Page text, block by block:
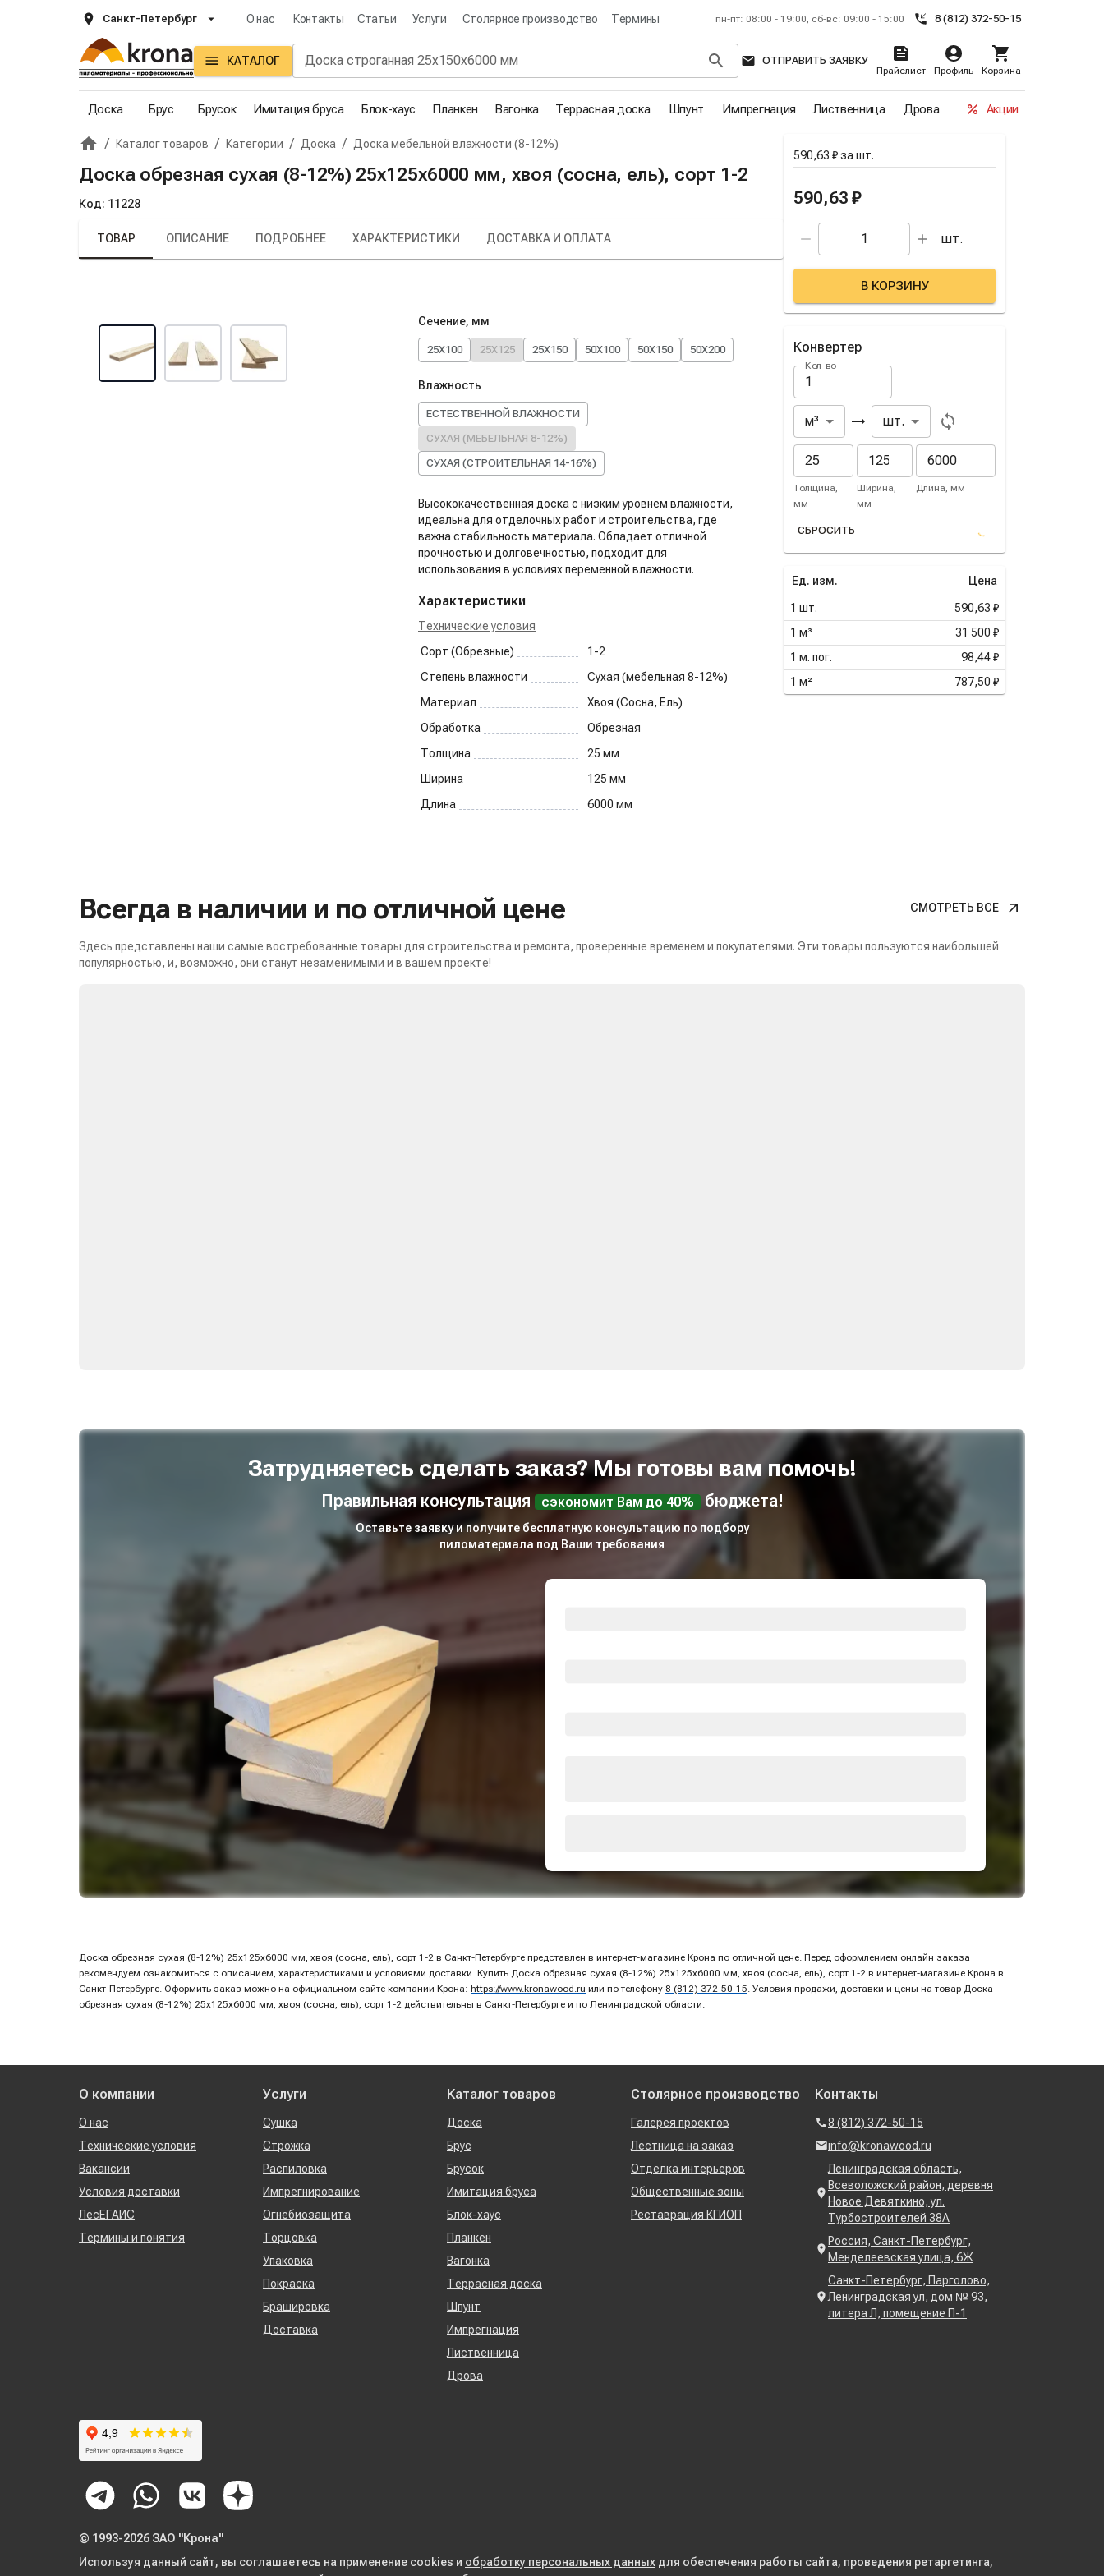
Санкт-Петербург О нас Контакты Статьи Услуги Столярное производство Термины пн-пт: 08:00 - 19:00, сб-вс: 09:00 - 15:00 8 (812) 372-50-15
КАТАЛОГ ОТПРАВИТЬ ЗАЯВКУ
Прайслист Профиль Корзина
Доска Брус Брусок Имитация бруса Блок-хаус Планкен Вагонка Террасная доска Шпунт Импрегнация Лиственница Дрова Акции
Главная
/ Каталог товаров / Категории / Доска / Доска мебельной влажности (8-12%)
Доска обрезная сухая (8-12%) 25х125х6000 мм, хвоя (сосна, ель), сорт 1-2
Код: 11228
Крона
ТОВАР ОПИСАНИЕ ПОДРОБНЕЕ ХАРАКТЕРИСТИКИ ДОСТАВКА И ОПЛАТА
Сечение, мм
25X100 25X125 25X150 50X100 50X150 50X200
Влажность
ЕСТЕСТВЕННОЙ ВЛАЖНОСТИ
СУХАЯ (МЕБЕЛЬНАЯ 8-12%)
СУХАЯ (СТРОИТЕЛЬНАЯ 14-16%)
Высококачественная доска с низким уровнем влажности,
идеальна для отделочных работ и строительства, где
важна стабильность материала. Обладает отличной
прочностью и долговечностью, подходит для
использования в условиях переменной влажности.
Характеристики
Технические условия
Сорт (Обрезные)
1-2
Степень влажности
Сухая (мебельная 8-12%)
Материал
Хвоя (Сосна, Ель)
Обработка
Обрезная
Толщина
25 мм
Ширина
125 мм
Длина
6000 мм
590,63 ₽за шт.
590,63 ₽
шт.
В КОРЗИНУ
Конвертер
Кол-во
Из
м³
В
шт.
Толщина,
мм
Ширина,
мм
Длина, мм
СБРОСИТЬ
Ед. изм. Цена
1 шт.
590,63 ₽
1 м³
31 500 ₽
1 м. пог.
98,44 ₽
1 м² 787,50 ₽
Всегда в наличии и по отличной цене СМОТРЕТЬ ВСЕ
Здесь представлены наши самые востребованные товары для строительства и ремонта, проверенные временем и покупателями. Эти товары пользуются наибольшей
популярностью, и, возможно, они станут незаменимыми и в вашем проекте!
Затрудняетесь сделать заказ? Мы готовы вам помочь!
Правильная консультация сэкономит Вам до 40% бюджета!
Оставьте заявку и получите бесплатную консультацию по подбору
пиломатериала под Ваши требования
Доска обрезная сухая (8-12%) 25х125х6000 мм, хвоя (сосна, ель), сорт 1-2 в Санкт-Петербурге представлен в интернет-магазине Крона по отличной цене. Перед оформлением онлайн заказа
рекомендуем ознакомиться с описанием, характеристиками и условиями доставки. Купить Доска обрезная сухая (8-12%) 25х125х6000 мм, хвоя (сосна, ель), сорт 1-2 в интернет-магазине Крона в
Санкт-Петербурге. Оформить заказ можно на официальном сайте компании Крона: https://www.kronawood.ru или по телефону 8 (812) 372-50-15 . Условия продажи, доставки и цены на товар Доска
обрезная сухая (8-12%) 25х125х6000 мм, хвоя (сосна, ель), сорт 1-2 действительны в Санкт-Петербурге и по Ленинградской области.
О компании
О нас
Технические условия
Вакансии
Условия доставки
ЛесЕГАИС
Термины и понятия
Услуги
Сушка
Строжка
Распиловка
Импрегнирование
Огнебиозащита
Торцовка
Упаковка
Покраска
Брашировка
Доставка
Каталог товаров
Доска
Брус
Брусок
Имитация бруса
Блок-хаус
Планкен
Вагонка
Террасная доска
Шпунт
Импрегнация
Лиственница
Дрова
Столярное производство
Галерея проектов
Лестница на заказ
Отделка интерьеров
Общественные зоны
Реставрация КГИОП
Контакты
8 (812) 372-50-15
info@kronawood.ru
Ленинградская область,
Всеволожский район, деревня
Новое Девяткино, ул.
Турбостроителей 38А
Россия, Санкт-Петербург,
Менделеевская улица, 6Ж
Санкт-Петербург, Парголово,
Ленинградская ул, дом № 93,
литера Л, помещение П-1
© 1993-2026 ЗАО "Крона"
Используя данный сайт, вы соглашаетесь на применение cookies и обработку персональных данных для обеспечения работы сайта, проведения ретаргетинга,